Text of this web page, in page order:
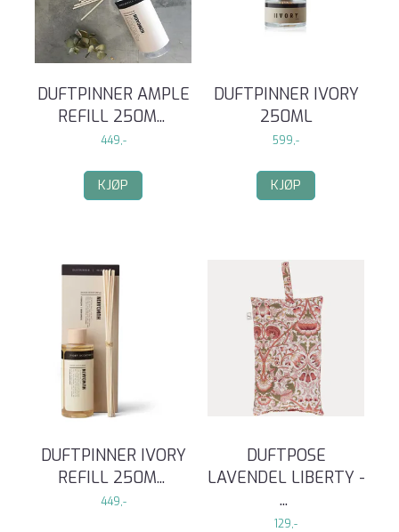
DUFTPINNER AMPLE
REFILL 250M...
449,-
KJØP
DUFTPINNER IVORY
250ML
599,-
KJØP
DUFTPINNER IVORY
REFILL 250M...
449,-
DUFTPOSE
LAVENDEL LIBERTY -
...
129,-